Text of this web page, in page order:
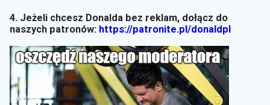
4. Jeżeli chcesz Donalda bez reklam, dołącz do
naszych patronów: https://patronite.pl/donaldpl